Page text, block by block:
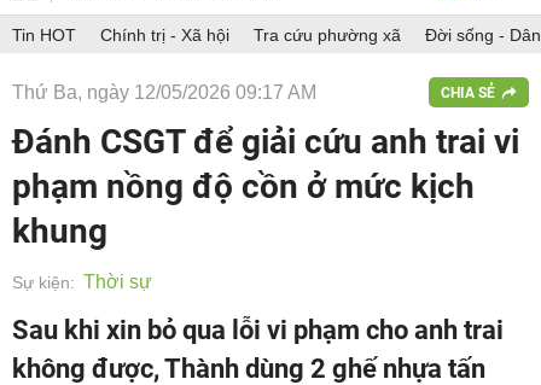
Tin HOT Chính trị - Xã hội Tra cứu phường xã Đời sống -
Thứ Ba, ngày 12/05/2026 09:17 AM CHIA SẺ
Đánh CSGT để giải cứu anh trai vi
phạm nồng độ cồn ở mức kịch
khung
Sự kiện: Thời sự
Sau khi xin bỏ qua lỗi vi phạm cho anh trai
không được, Thành dùng 2 ghế nhựa tấn